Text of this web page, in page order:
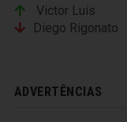
Victor Luís
Diego Rigonato
ADVERTÊNCIAS